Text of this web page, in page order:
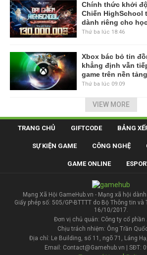
Chính thức khởi
Chiến HighSchool
dành riêng cho
Thứ ba lúc 18:46
Xbox bác bỏ tin
khẳng định vẫn
game trên nền
Thứ ba lúc 09:09
VIEW MORE
TRANG CHỦ GIFTCODE BẢNG
SỰ KIỆN GAME CÔNG NGHỆ
GAME ONLINE
Mạng Xã Hội GameHub.vn - Mạng xã hội
Giấy phép số: 505/GP-BTTTT do Bộ Thông tin
16/10/2017.
Đơn vị chủ quản: Công ty cổ phần
Chịu trách nhiệm: Ông Trần
Địa chỉ: Le Building, số 11, ngõ 71, Láng
Email: Contact@Gamehub.vn | SĐT: